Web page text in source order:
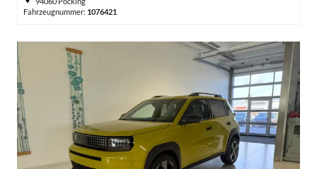
Fahrzeugnummer: 1076421